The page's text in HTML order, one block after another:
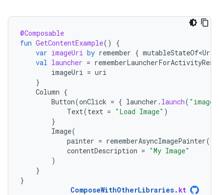
@Composable
fun GetContentExample()
{
var imageUri by remember {
val launcher =
imageUri = uri
}
Column {
Button(onClick = { launcher . launch(
Text(text = "Load Image" )
}
Image(
painter = rememberAsyncImagePainter(
contentDescription = "My Image"
)
}
}
ComposeWithOtherLibraries. kt